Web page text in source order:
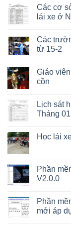
Các cơ
lái xe ở
Các
từ 15-2
Giáo
cồn
Lịch sát
Tháng
Học lái
Phần
V2.0.0
Phần
mới áp